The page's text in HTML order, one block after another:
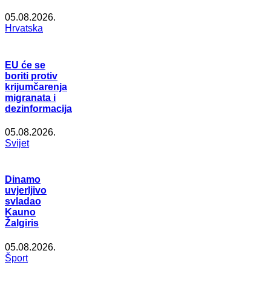
05.08.2026.
Hrvatska
EU će se
boriti protiv
krijumčarenja
migranata i
dezinformacija
05.08.2026.
Svijet
Dinamo
uvjerljivo
svladao
Kauno
Žalgiris
05.08.2026.
Šport